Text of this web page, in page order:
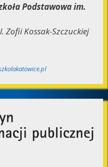
Podstawowa im.
Zofii Kossak-Szczuckiej